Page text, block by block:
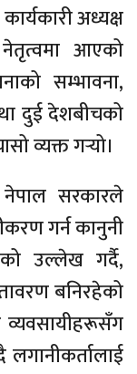
अध्यक्ष
आएको
सम्भावना,
दुई देशबीचको
व्यक्त गर्‍यो।
नेपाल सरकारले
गर्न कानुनी
उल्लेख गर्दै,
बनिरहेको
व्यवसायीहरूसँग